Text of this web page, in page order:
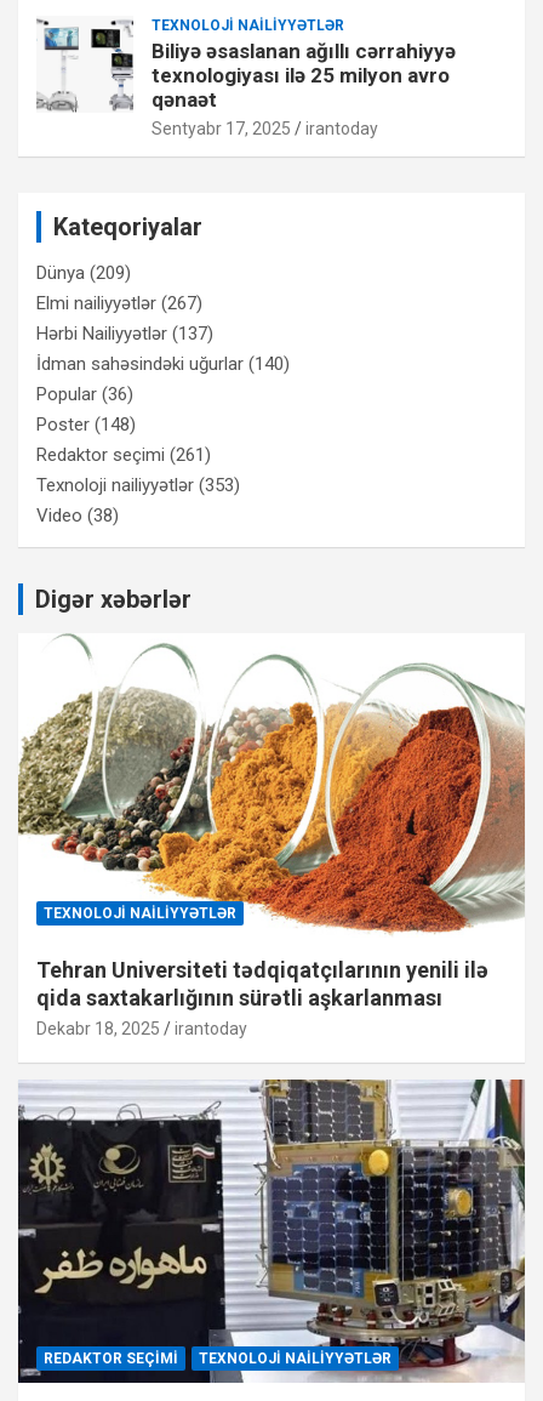
TEXNOLOJI NAILIYYƏTLƏR
Biliyə əsaslanan ağıllı cərrahiyyə
texnologiyası ilə 25 milyon avro
qənaət
Sentyabr 17, 2025 irantoday
Kateqoriyalar
Dünya (209)
Elmi nailiyyətlər (267)
Hərbi Nailiyyətlər (137)
İdman sahəsindəki uğurlar (140)
Popular (36)
Poster (148)
Redaktor seçimi (261)
Texnoloji nailiyyətlər (353)
Video (38)
Digər xəbərlər
TEXNOLOJI NAILIYYƏTLƏR
Tehran Universiteti tədqiqatçılarının yenili ilə
qida saxtakarlığının sürətli aşkarlanması
Dekabr 18, 2025 irantoday
REDAKTOR SEÇIMI TEXNOLOJI NAILIYYƏTLƏR